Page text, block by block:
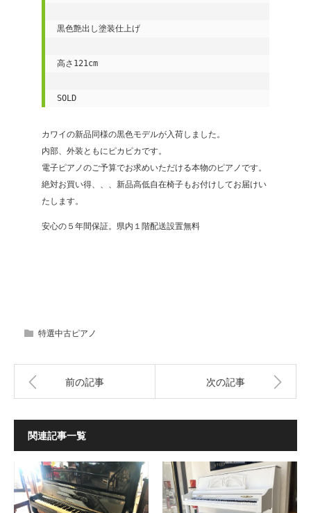
黒色艶出し塗装仕上げ
高さ121cm
SOLD
カワイの新品同様の黒色モデルが入荷しました。
内部、外装ともにピカピカです。
電子ピアノのご予算でお求めいただける本物のピアノです。
絶対お買い得、、、新品高低自在椅子もお付けしてお届けい
たします。
安心の５年間保証。県内１階配送設置無料
特選中古ピアノ
前の記事 次の記事
関連記事一覧